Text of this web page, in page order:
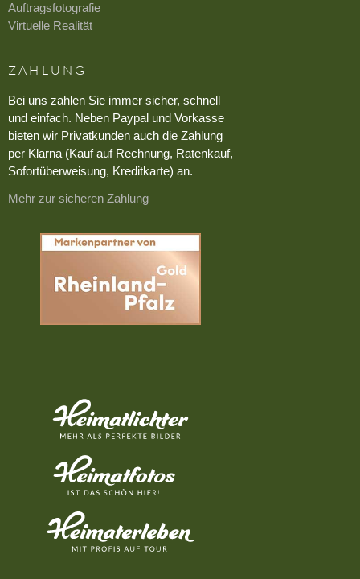
Auftragsfotografie
Virtuelle Realität
ZAHLUNG
Bei uns zahlen Sie immer sicher, schnell
und einfach. Neben Paypal und Vorkasse
bieten wir Privatkunden auch die Zahlung
per Klarna (Kauf auf Rechnung, Ratenkauf,
Sofortüberweisung, Kreditkarte) an.
Mehr zur sicheren Zahlung